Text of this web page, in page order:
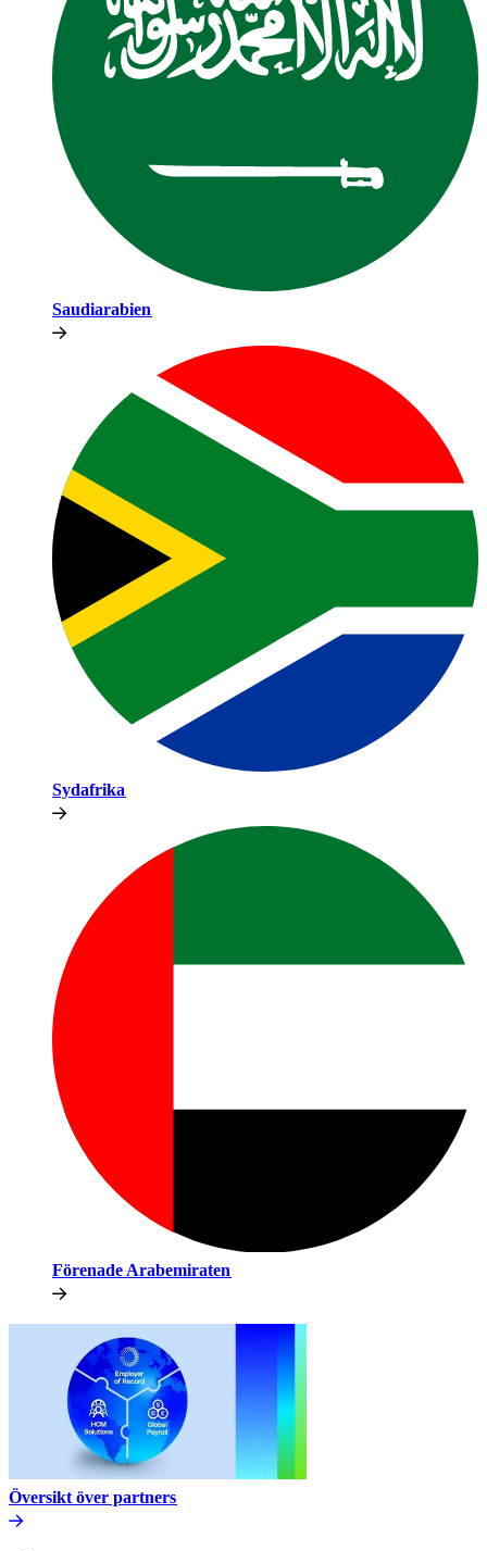
Saudiarabien​​
Sydafrika​​
Förenade Arabemiraten​​
Översikt över partners​​